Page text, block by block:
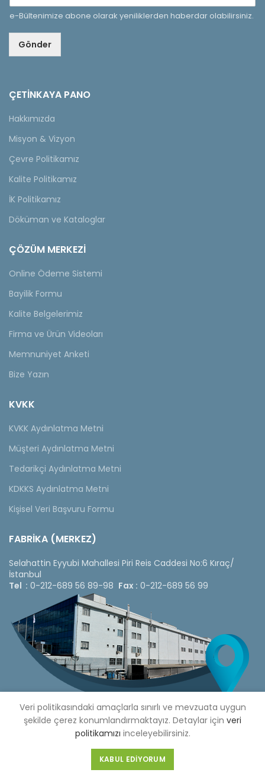
e-Bültenimize abone olarak yeniliklerden haberdar olabilirsiniz.
Gönder
ÇETINKAYA PANO
Hakkımızda
Misyon & Vizyon
Çevre Politikamız
Kalite Politikamız
İK Politikamız
Döküman ve Kataloglar
ÇÖZÜM MERKEZİ
Online Ödeme Sistemi
Bayilik Formu
Kalite Belgelerimiz
Firma ve Ürün Videoları
Memnuniyet Anketi
Bize Yazın
KVKK
KVKK Aydınlatma Metni
Müşteri Aydınlatma Metni
Tedarikçi Aydınlatma Metni
KDKKS Aydınlatma Metni
Kişisel Veri Başvuru Formu
FABRİKA (MERKEZ)
Selahattin Eyyubi Mahallesi Piri Reis Caddesi No:6 Kıraç/
İstanbul
Tel : 0-212-689 56 89-98 Fax : 0-212-689 56 99
Copyright © 2020 Çetinkaya Pano |Çetinkaya Pano Fiyat
Listesi
Veri politikasındaki amaçlarla sınırlı ve mevzuata uygun
şekilde çerez konumlandırmaktayız. Detaylar için veri
politikamızı inceleyebilirsiniz.
KABUL EDIYORUM